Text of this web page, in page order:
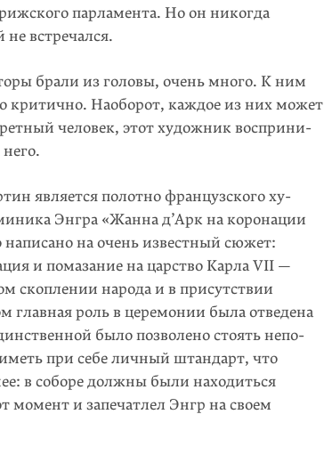
парламента. Но он никогда
встречался.
брали из головы, очень много. К ним
критично. Наоборот, каждое из них может
человек, этот художник восприни­
является полотно французского ху­
Энгра «Жанна д’Арк на коронации
на очень известный сюжет:
и помазание на царство Карла VII —
скоплении народа и в присутствии
главная роль в церемонии была отведена
было позволено стоять непо­
при себе личный штандарт, что
в соборе должны были находиться
момент и запечатлел Энгр на своем